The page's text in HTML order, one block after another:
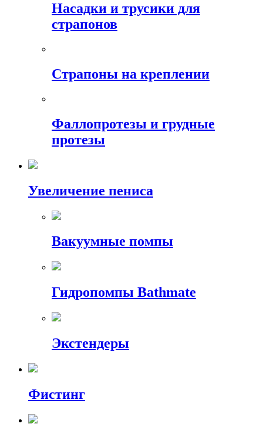
Насадки и трусики для
страпонов
Страпоны на креплении
Фаллопротезы и грудные
протезы
Увеличение пениса
Вакуумные помпы
Гидропомпы Bathmate
Экстендеры
Фистинг